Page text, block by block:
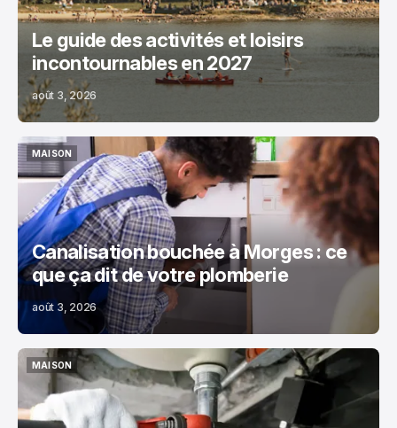
Le guide des activités et loisirs
incontournables en 2027
août 3, 2026
MAISON
MAISON
Canalisation bouchée à Morges : ce
que ça dit de votre plomberie
août 3, 2026
MAISON
MAISON